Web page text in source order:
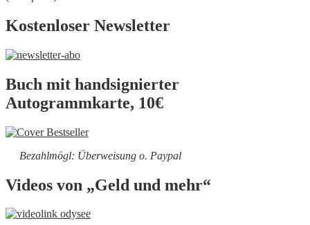
Kostenloser Newsletter
Buch mit handsignierter
Autogrammkarte, 10€
Bezahlmögl: Überweisung o. Paypal
Videos von „Geld und mehr“